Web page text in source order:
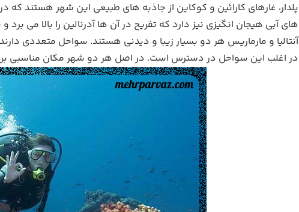
پلدار، غارهای کارائین و کوکاین از جاذبه های طبیعی این شهر هستند که در
های آبی هیجان انگیزی نیز دارد که تفریح در آن ها آدرنالین را بالا می
آنتالیا و مارماریس هر دو بسیار زیبا و دیدنی هستند. سواحل متعددی
در اغلب این سواحل در دسترس است. در اصل هر دو شهر مکان مناسبی